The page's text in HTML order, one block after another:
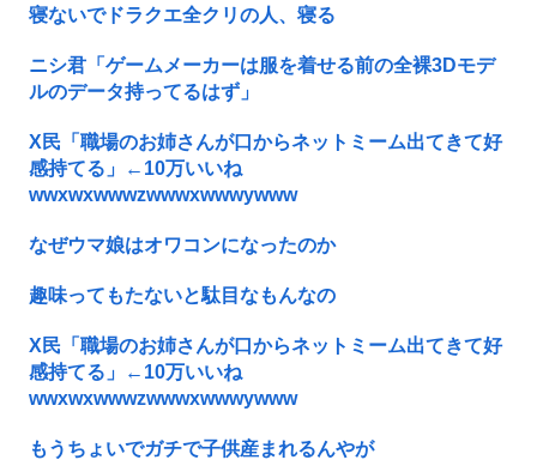
寝ないでドラクエ全クリの人、寝る
ニシ君「ゲームメーカーは服を着せる前の全裸3Dモデ
ルのデータ持ってるはず」
X民「職場のお姉さんが口からネットミーム出てきて好
感持てる」←10万いいね
wwxwxwwwzwwwxwwwywww
なぜウマ娘はオワコンになったのか
趣味ってもたないと駄目なもんなの
X民「職場のお姉さんが口からネットミーム出てきて好
感持てる」←10万いいね
wwxwxwwwzwwwxwwwywww
もうちょいでガチで子供産まれるんやが